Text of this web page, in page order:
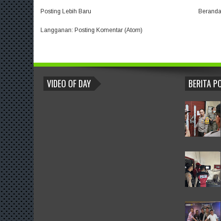
Posting Lebih Baru Beranda
Langganan: Posting Komentar (Atom)
BLOGROLL
VIDEO OF DAY BERITA